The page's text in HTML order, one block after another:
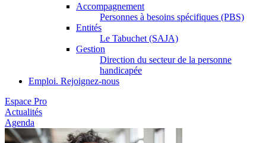
Accompagnement
Personnes à besoins spécifiques (PBS)
Entités
Le Tabuchet (SAJA)
Gestion
Direction du secteur de la personne
handicapée
Emploi. Rejoignez-nous
Espace Pro
Actualités
Agenda